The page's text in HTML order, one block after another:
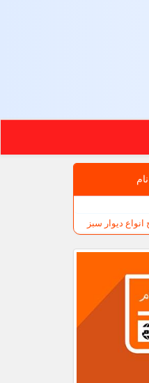
دیوار سبز